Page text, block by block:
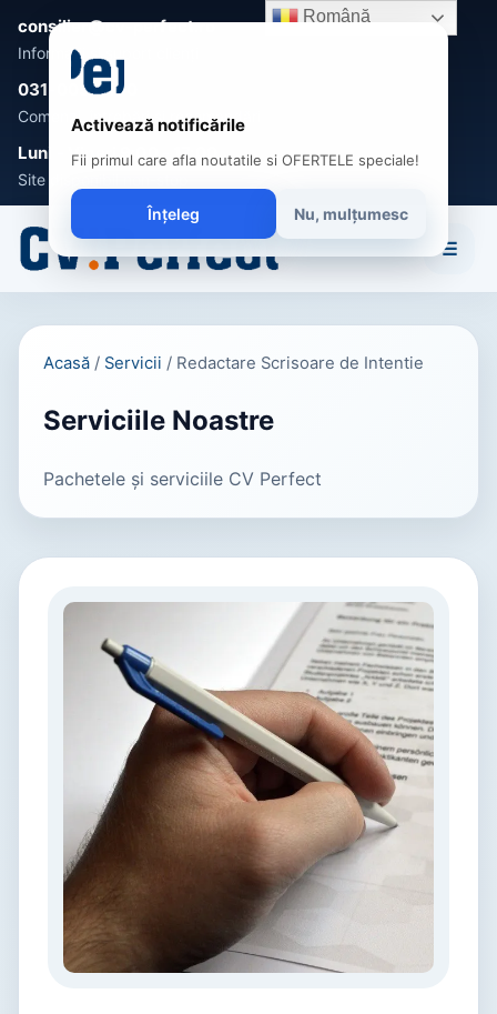
consilier@cv-perfect.ro
Informații și suport clienți
031-005 0470
Comenzi, întrebări și recomandări
Luni - Vineri 9:00 - 17:00
Site disponibil non-stop
☰
Acasă / Servicii / Redactare Scrisoare de Intentie
Serviciile Noastre
Pachetele și serviciile CV Perfect
Română
Activează notificările
Fii primul care afla noutatile si OFERTELE speciale!
Înțeleg Nu, mulțumesc